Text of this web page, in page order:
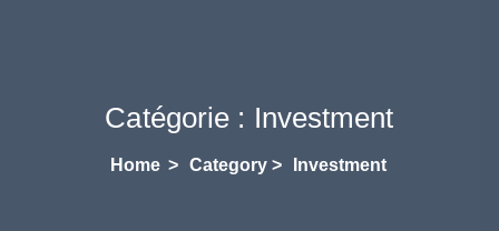
Catégorie : Investment
Home > Category > Investment